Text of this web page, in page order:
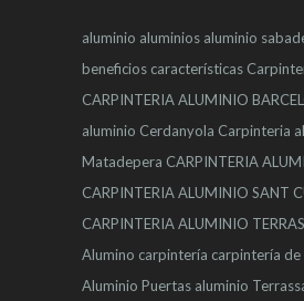
aluminio aluminios aluminio
beneficios características
CARPINTERIA ALUMINIO
aluminio Cerdanyola Carpinteria
Matadepera CARPINTERIA
CARPINTERIA ALUMINIO SANT
CARPINTERIA ALUMINIO
Alumino carpintería carpintería de
Aluminio Puertas aluminio